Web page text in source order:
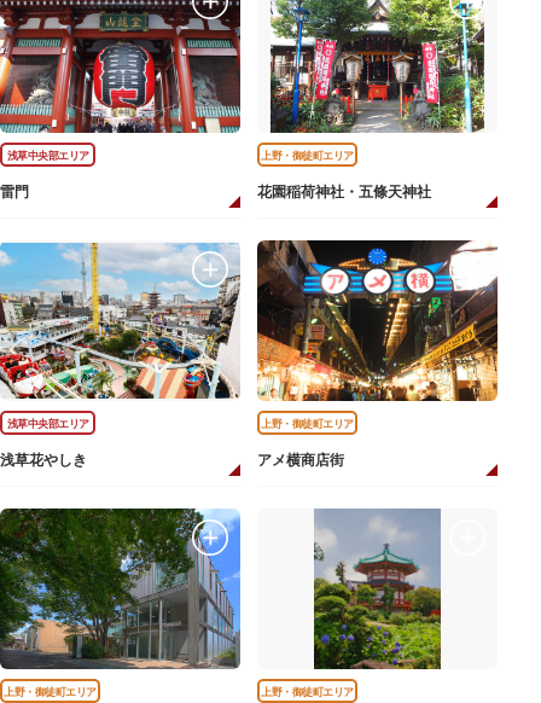
浅草中央部エリア
雷門
上野・御徒町エリア
花園稲荷神社・五條天神社
浅草中央部エリア
浅草花やしき
上野・御徒町エリア
アメ横商店街
上野・御徒町エリア 上野・御徒町エリア